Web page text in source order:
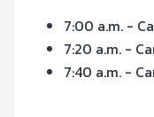
7:00 a.m. -
7:20 a.m. -
7:40 a.m. -